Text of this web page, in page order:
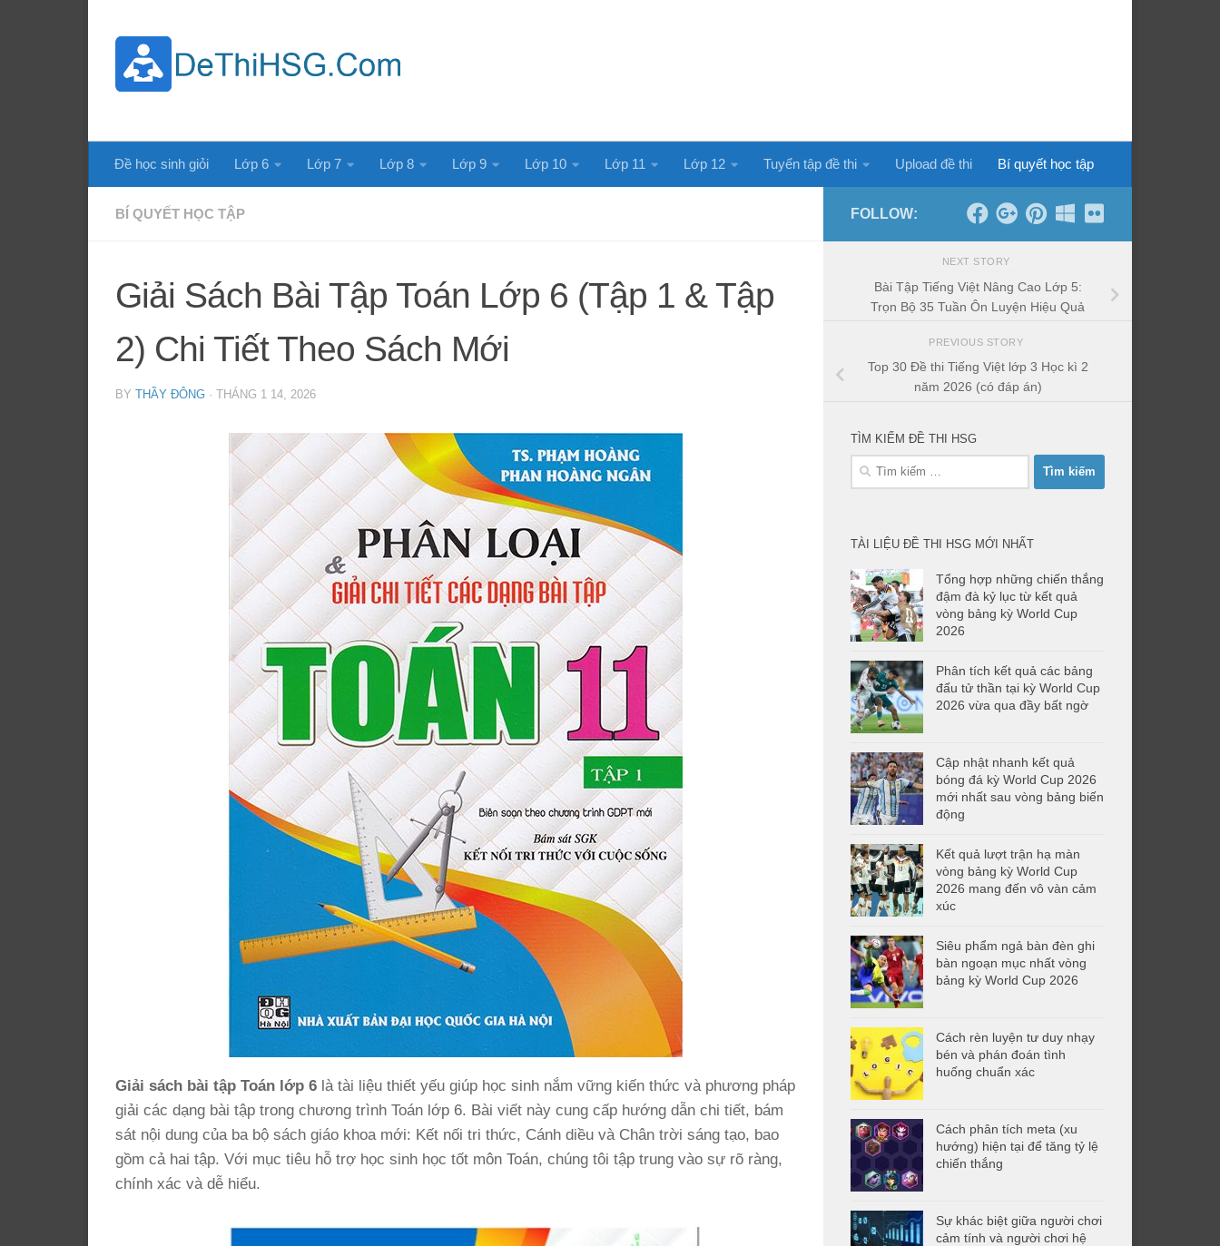
Đề học sinh giỏi Lớp 6 Lớp 7 Lớp 8 Lớp 9 Lớp 10 Lớp 11 Lớp 12 Tuyển tập đề thi Upload đề thi Bí quyết học tập
BÍ QUYẾT HỌC TẬP
Giải Sách Bài Tập Toán Lớp 6 (Tập 1 & Tập
2) Chi Tiết Theo Sách Mới
BY THẦY ĐÔNG · THÁNG 1 14, 2026
Giải sách bài tập Toán lớp 6 là tài liệu thiết yếu giúp học sinh nắm vững kiến thức và phương pháp
giải các dạng bài tập trong chương trình Toán lớp 6. Bài viết này cung cấp hướng dẫn chi tiết, bám
sát nội dung của ba bộ sách giáo khoa mới: Kết nối tri thức, Cánh diều và Chân trời sáng tạo, bao
gồm cả hai tập. Với mục tiêu hỗ trợ học sinh học tốt môn Toán, chúng tôi tập trung vào sự rõ ràng,
chính xác và dễ hiểu.
FOLLOW:
NEXT STORY
Bài Tập Tiếng Việt Nâng Cao Lớp 5:
Trọn Bộ 35 Tuần Ôn Luyện Hiệu Quả
PREVIOUS STORY
Top 30 Đề thi Tiếng Việt lớp 3 Học kì 2
năm 2026 (có đáp án)
TÌM KIẾM ĐỀ THI HSG
Tìm
TÀI LIỆU ĐỀ THI HSG MỚI NHẤT
Tổng hợp những chiến thắng
đậm đà kỷ lục từ kết quả
vòng bảng kỳ World Cup
2026
Phân tích kết quả các bảng
đấu tử thần tại kỳ World Cup
2026 vừa qua đầy bất ngờ
Cập nhật nhanh kết quả
bóng đá kỳ World Cup 2026
mới nhất sau vòng bảng biến
động
Kết quả lượt trận hạ màn
vòng bảng kỳ World Cup
2026 mang đến vô vàn cảm
xúc
Siêu phẩm ngả bàn đèn ghi
bàn ngoạn mục nhất vòng
bảng kỳ World Cup 2026
Cách rèn luyện tư duy nhạy
bén và phán đoán tình
huống chuẩn xác
Cách phân tích meta (xu
hướng) hiện tại để tăng tỷ lệ
chiến thắng
Sự khác biệt giữa người chơi
cảm tính và người chơi hệ